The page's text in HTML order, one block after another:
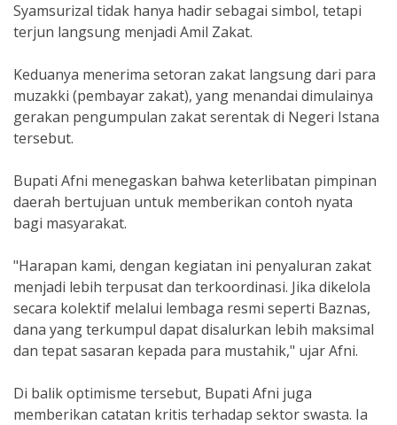
Syamsurizal tidak hanya hadir sebagai simbol, tetapi
terjun langsung menjadi Amil Zakat.
Keduanya menerima setoran zakat langsung dari para
muzakki (pembayar zakat), yang menandai dimulainya
gerakan pengumpulan zakat serentak di Negeri Istana
tersebut.
​Bupati Afni menegaskan bahwa keterlibatan pimpinan
daerah bertujuan untuk memberikan contoh nyata
bagi masyarakat.
​"Harapan kami, dengan kegiatan ini penyaluran zakat
menjadi lebih terpusat dan terkoordinasi. Jika dikelola
secara kolektif melalui lembaga resmi seperti Baznas,
dana yang terkumpul dapat disalurkan lebih maksimal
dan tepat sasaran kepada para mustahik," ujar Afni.
​Di balik optimisme tersebut, Bupati Afni juga
memberikan catatan kritis terhadap sektor swasta. Ia